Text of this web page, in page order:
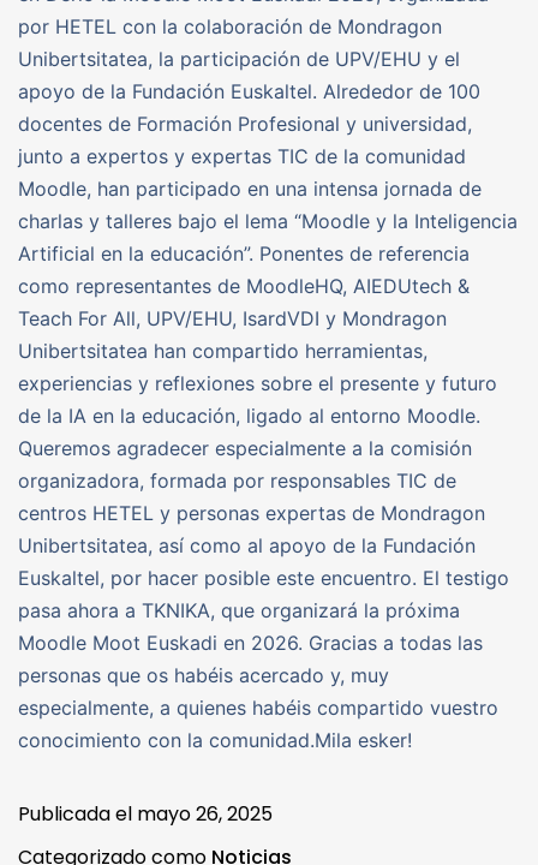
por HETEL con la colaboración de Mondragon
Unibertsitatea, la participación de UPV/EHU y el
apoyo de la Fundación Euskaltel. Alrededor de 100
docentes de Formación Profesional y universidad,
junto a expertos y expertas TIC de la comunidad
Moodle, han participado en una intensa jornada de
charlas y talleres bajo el lema “Moodle y la Inteligencia
Artificial en la educación”. Ponentes de referencia
como representantes de MoodleHQ, AIEDUtech &
Teach For All, UPV/EHU, IsardVDI y Mondragon
Unibertsitatea han compartido herramientas,
experiencias y reflexiones sobre el presente y futuro
de la IA en la educación, ligado al entorno Moodle.
Queremos agradecer especialmente a la comisión
organizadora, formada por responsables TIC de
centros HETEL y personas expertas de Mondragon
Unibertsitatea, así como al apoyo de la Fundación
Euskaltel, por hacer posible este encuentro. El testigo
pasa ahora a TKNIKA, que organizará la próxima
Moodle Moot Euskadi en 2026. Gracias a todas las
personas que os habéis acercado y, muy
especialmente, a quienes habéis compartido vuestro
conocimiento con la comunidad.Mila esker!
Publicada el mayo 26, 2025
Categorizado como Noticias